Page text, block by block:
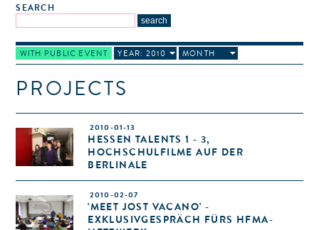
SEARCH
WITH PUBLIC EVENT YEAR: 2010 MONTH
PROJECTS
2010-01-13
HESSEN TALENTS 1 - 3,
HOCHSCHULFILME AUF DER
BERLINALE
2010-02-07
'MEET JOST VACANO' -
EXKLUSIVGESPRÄCH FÜRS HFMA-